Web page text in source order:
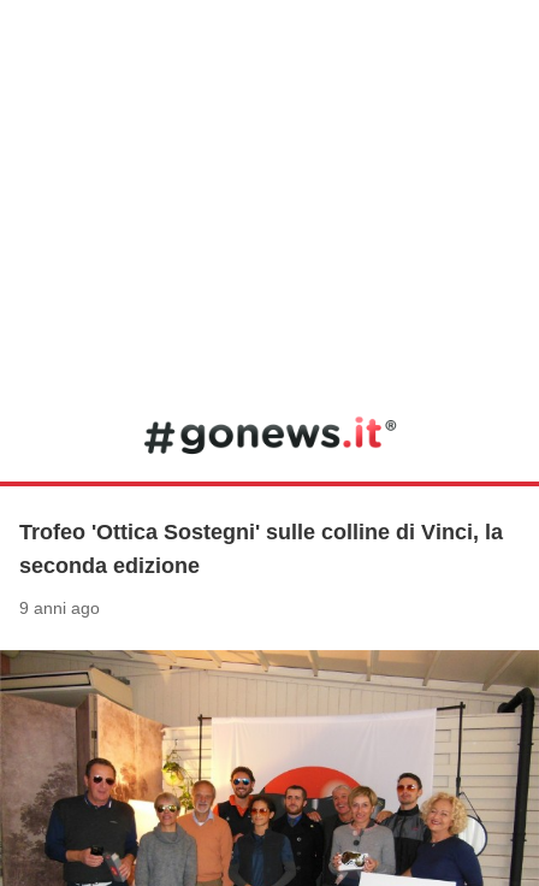
Trofeo 'Ottica Sostegni' sulle colline di Vinci, la
seconda edizione
9 anni ago